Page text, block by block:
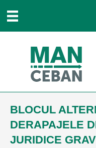
BLOCUL
DERAPAJELE
JURIDICE